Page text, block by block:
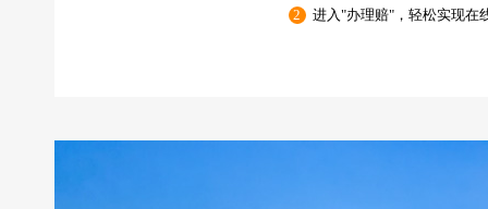
2
进入"办理赔"，轻松实现在